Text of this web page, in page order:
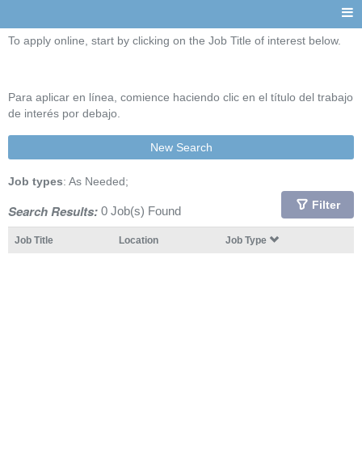
To apply online, start by clicking on the Job Title of interest below.
Para aplicar en línea, comience haciendo clic en el título del trabajo
de interés por debajo.
New Search
Job types: As Needed;
Search Results: 0 Job(s) Found Filter
Job Title Location Job Type